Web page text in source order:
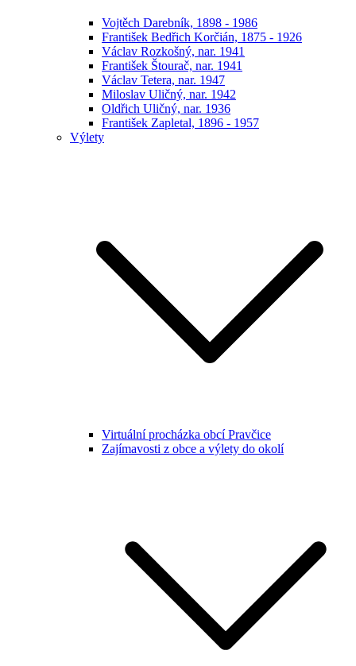
Vojtěch Darebník, 1898 - 1986
František Bedřich Korčián, 1875 - 1926
Václav Rozkošný, nar. 1941
František Štourač, nar. 1941
Václav Tetera, nar. 1947
Miloslav Uličný, nar. 1942
Oldřich Uličný, nar. 1936
František Zapletal, 1896 - 1957
Výlety
Virtuální procházka obcí Pravčice
Zajímavosti z obce a výlety do okolí